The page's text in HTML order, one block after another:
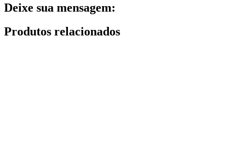
Deixe sua mensagem:
Produtos relacionados